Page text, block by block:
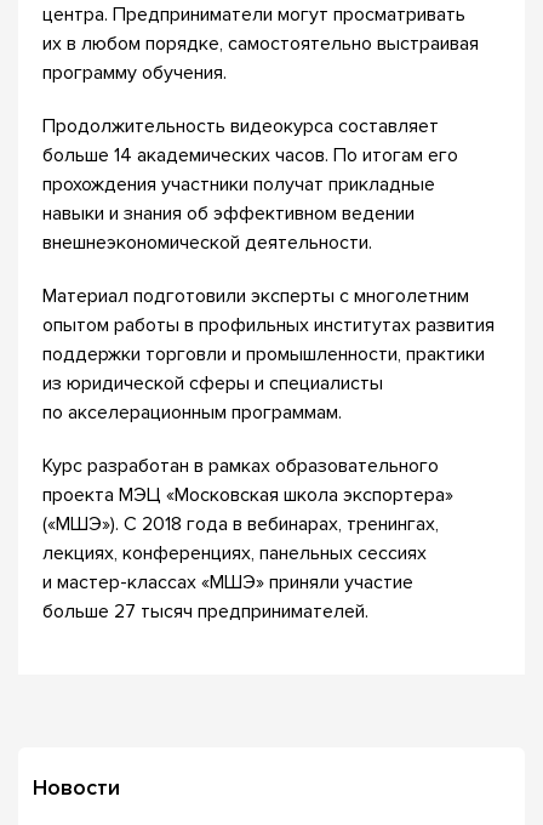
центра. Предприниматели могут просматривать
их в любом порядке, самостоятельно выстраивая
программу обучения.
Продолжительность видеокурса составляет
больше 14 академических часов. По итогам его
прохождения участники получат прикладные
навыки и знания об эффективном ведении
внешнеэкономической деятельности.
Материал подготовили эксперты с многолетним
опытом работы в профильных институтах развития
поддержки торговли и промышленности, практики
из юридической сферы и специалисты
по акселерационным программам.
Курс разработан в рамках образовательного
проекта МЭЦ «Московская школа экспортера»
(«МШЭ»). С 2018 года в вебинарах, тренингах,
лекциях, конференциях, панельных сессиях
и мастер-классах «МШЭ» приняли участие
больше 27 тысяч предпринимателей.
Новости